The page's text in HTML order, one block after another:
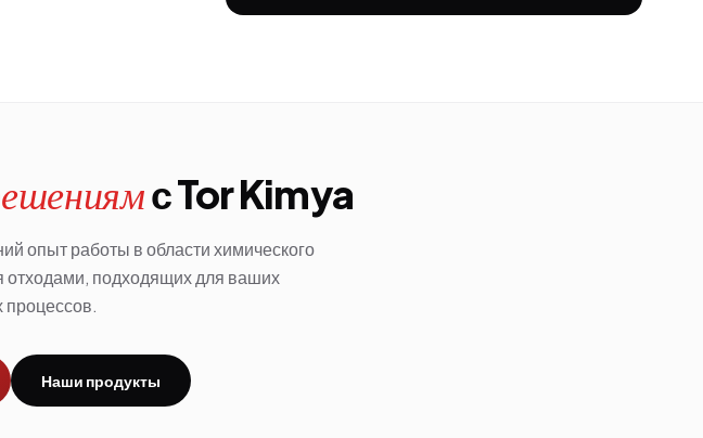
с Tor Kimya
опыт работы в области химического
отходами, подходящих для ваших
процессов.
Наши продукты